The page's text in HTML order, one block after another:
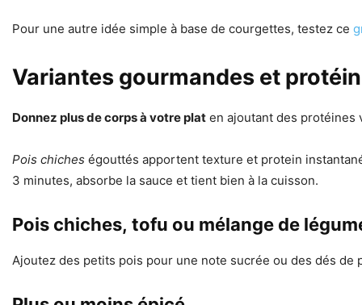
Pour une autre idée simple à base de courgettes, testez ce
Variantes gourmandes et
Donnez plus de corps à votre plat en ajoutant des protéines
Pois chiches égouttés apportent texture et protein
3 minutes, absorbe la sauce et tient bien à la cuisson.
Pois chiches, tofu ou mélange de
Ajoutez des petits pois pour une note sucrée ou des dés